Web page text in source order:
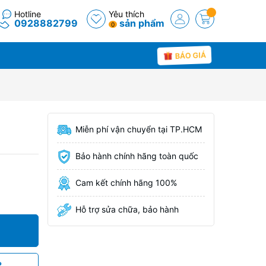
Hotline
0928882799
Yêu thích
0 sản phẩm
BÁO GIÁ
Miễn phí vận chuyển tại TP.HCM
Bảo hành chính hãng toàn quốc
Cam kết chính hãng 100%
Hỗ trợ sửa chữa, bảo hành